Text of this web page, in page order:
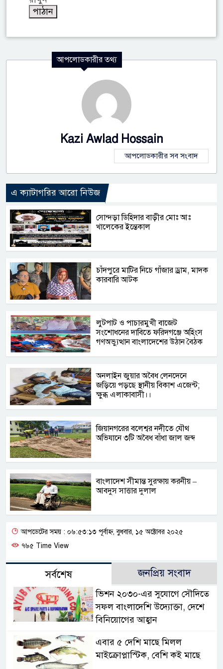
আপলোডকারীর তথ্য
Kazi Awlad Hossain
আপলোডকারীর সব সংবাদ
এ ক্যাটাগরির আরো নিউজ
সোন্দড়া ডিহিদার বাড়ীর মোঃ আঃ
খালেকের ইন্তেকাল
চাঁদপুরে মাটির নিচে গাঁজার ড্রাম, মাদক
কারবারি আটক
লুটপাট ও পাচারমুখী বাজেট
সংশোধনের দাবিতে ফরিদগঞ্জে অহিংস
গণঅভ্যুত্থান বাংলাদেশের উঠান বৈঠক
অনলাইন জুয়ার অবৈধ লেনদেনে
জড়িয়ে পড়ছে স্থানীয় বিকাশ এজেন্ট;
ক্ষুব্ধ এলাকাবাসী।।
জিয়ানগরের বলেশ্বর নদীতে যৌথ
অভিযানে ৩টি অবৈধ বাঁধা জাল জব্দ
বাংলাদেশ সীমান্ত সুরক্ষায় করনীয় –
আবদুস সাত্তার দুলাল
আপডেটের সময় : ০৬:৫৩:১৩ পূর্বাহ্ন, বুধবার, ১৫ অক্টোবর ২০২৫
৭৬৫ Time View
সর্বশেষ জনপ্রিয় সংবাদ
ভিশন ২০৩০-এর সুযোগে সৌদিতে
সফল বাংলাদেশি উদ্যোক্তা, দেশে
বিনিয়োগের আহ্বান
এবার ৫ দেশি মাছে মিলল
মাইক্রোপ্লাস্টিক, বেশি কই মাছে